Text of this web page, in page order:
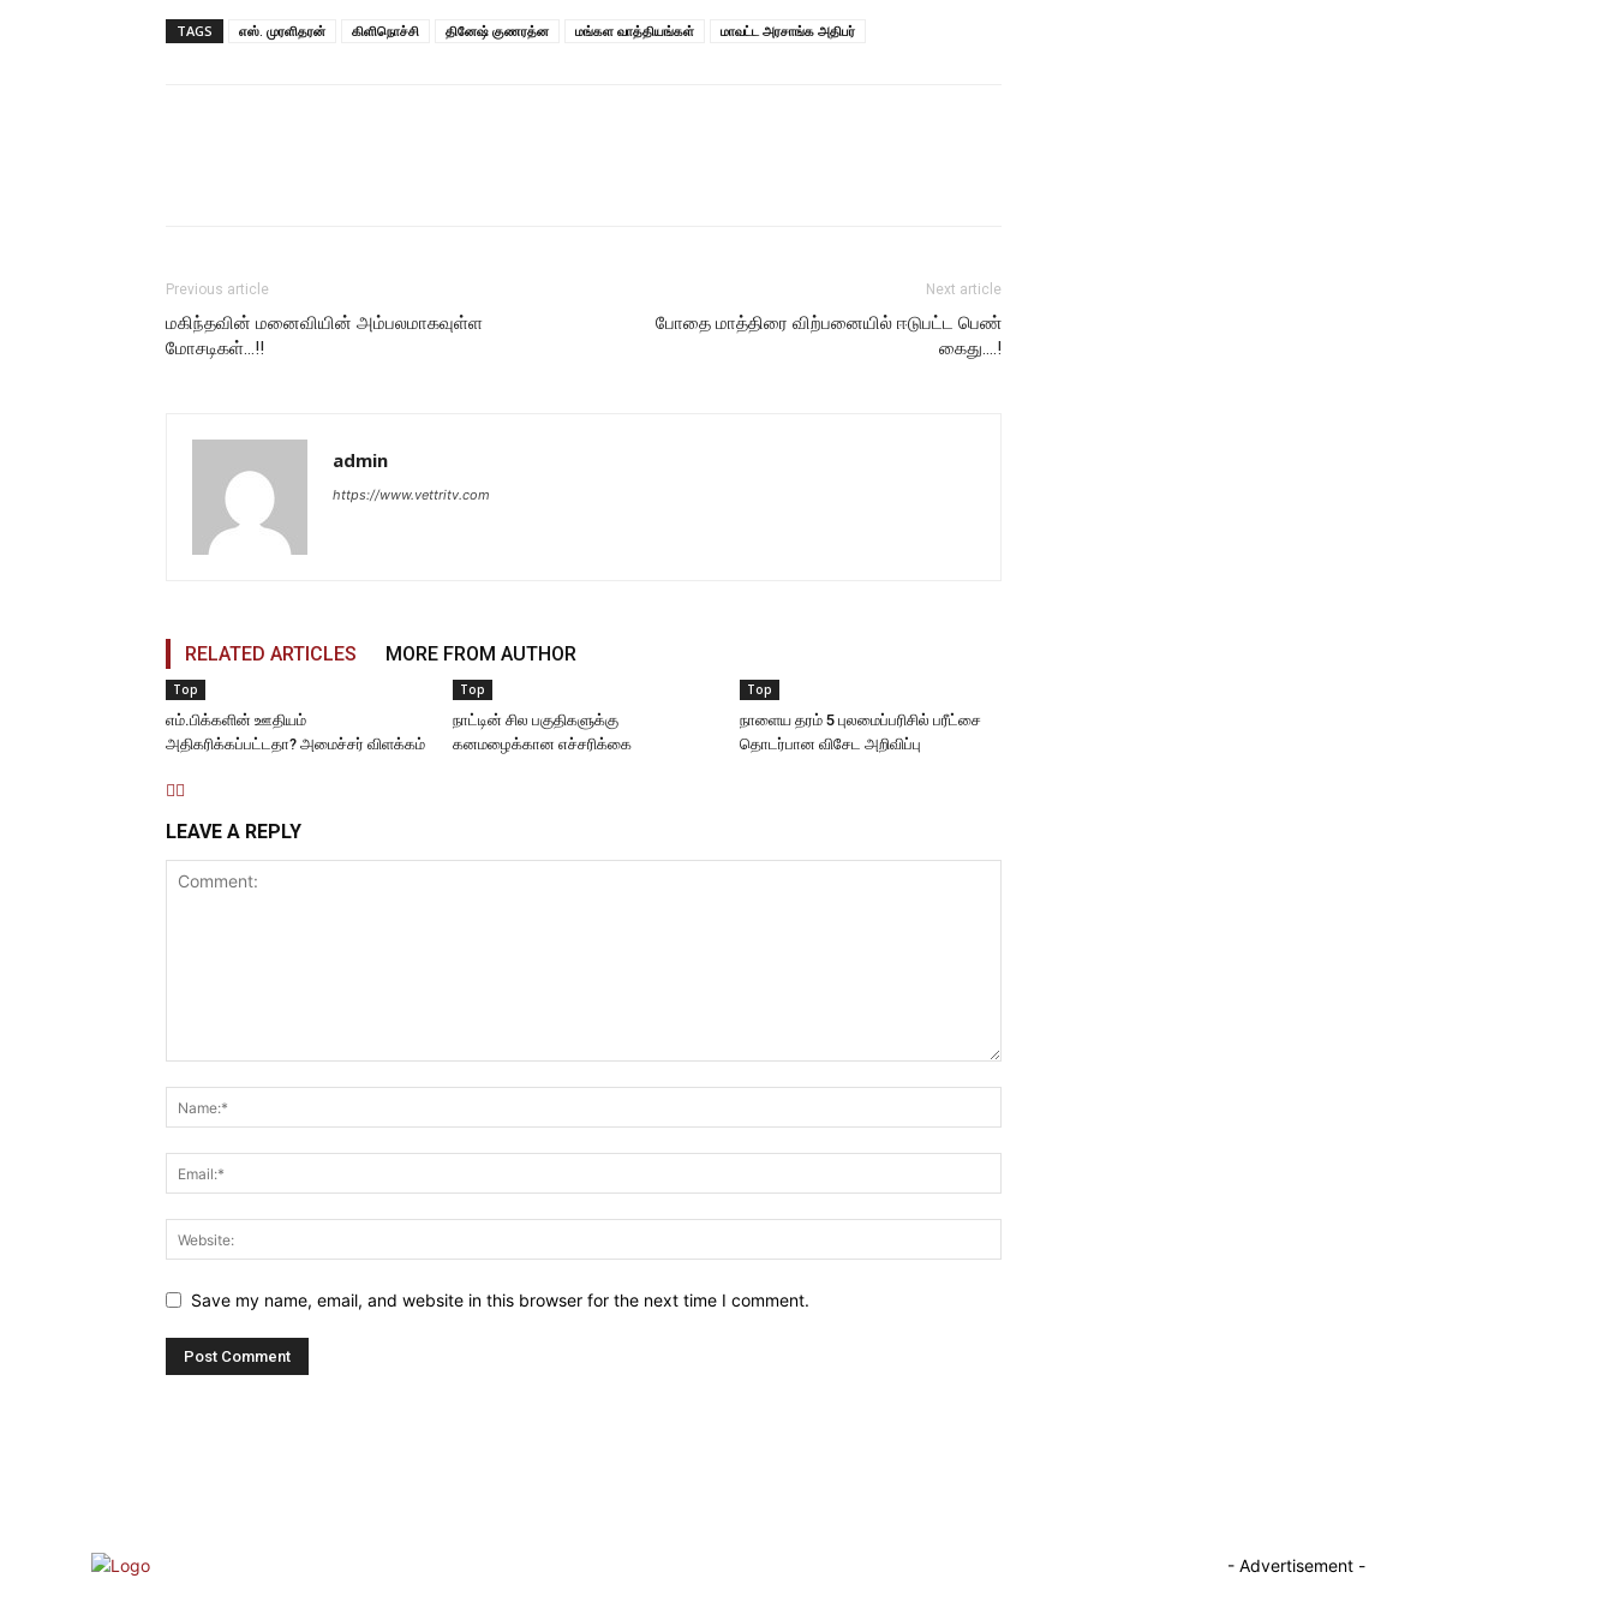
TAGS எஸ். முரளிதரன் கிளிநொச்சி தினேஷ் குணரத்ன மங்கள வாத்தியங்கள் மாவட்ட அரசாங்க அதிபர்
Previous article
மகிந்தவின் மனைவியின் அம்பலமாகவுள்ள
மோசடிகள்…!!
Next article
போதை மாத்திரை விற்பனையில் ஈடுபட்ட பெண்
கைது….!
admin
https://www.vettritv.com
RELATED ARTICLES MORE FROM AUTHOR
Top
எம்.பிக்களின் ஊதியம்
அதிகரிக்கப்பட்டதா? அமைச்சர் விளக்கம்
Top
நாட்டின் சில பகுதிகளுக்கு
கனமழைக்கான எச்சரிக்கை
Top
நாளைய தரம் 5 புலமைப்பரிசில் பரீட்சை
தொடர்பான விசேட அறிவிப்பு
LEAVE A REPLY
Save my name, email, and website in this browser for the next time I comment.
- Advertisement -